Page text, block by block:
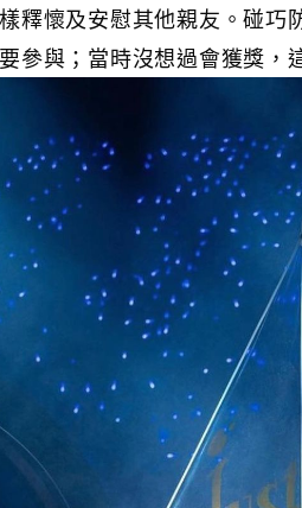
釋懷及安慰其他親友。碰巧
參與；當時沒想過會獲獎，